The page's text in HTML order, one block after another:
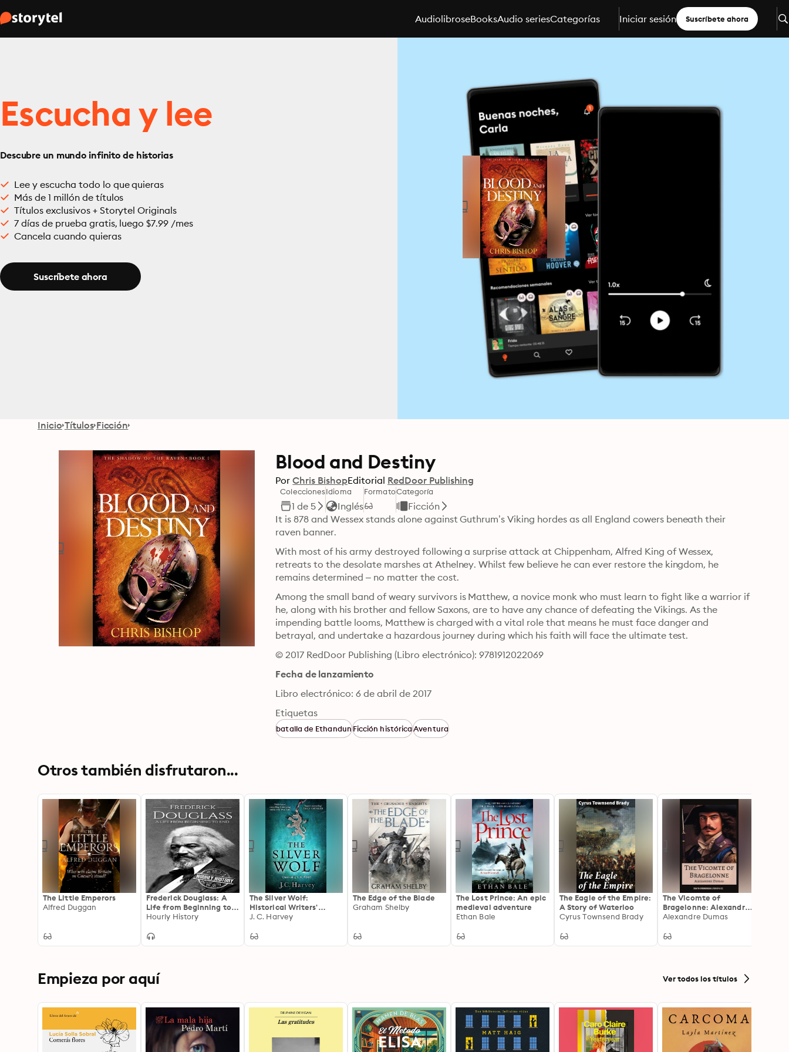
AudiolibroseBooksAudio seriesCategorías Iniciar sesión Suscríbete ahora
Escucha y lee
Descubre un mundo infinito de historias
Lee y escucha todo lo que quieras
Más de 1 millón de títulos
Títulos exclusivos + Storytel Originals
7 días de prueba gratis, luego $7.99 /mes
Cancela cuando quieras
Suscríbete ahora
Inicio Títulos Ficción
Blood and Destiny
Por Chris BishopEditorial RedDoor Publishing
Colecciones
1 de 5
Idioma
Inglés
FormatoCategoría
Ficción
It is 878 and Wessex stands alone against Guthrum’s Viking hordes as all England cowers beneath their
raven banner.
With most of his army destroyed following a surprise attack at Chippenham, Alfred King of Wessex,
retreats to the desolate marshes at Athelney. Whilst few believe he can ever restore the kingdom, he
remains determined – no matter the cost.
Among the small band of weary survivors is Matthew, a novice monk who must learn to fight like a warrior if
he, along with his brother and fellow Saxons, are to have any chance of defeating the Vikings. As the
impending battle looms, Matthew is charged with a vital role that means he must face danger and
betrayal, and undertake a hazardous journey during which his faith will face the ultimate test.
© 2017 RedDoor Publishing (Libro electrónico): 9781912022069
Fecha de lanzamiento
Libro electrónico: 6 de abril de 2017
Etiquetas
batalla de EthandunFicción históricaAventura
Otros también disfrutaron...
The Little Emperors
Alfred Duggan
Frederick Douglass: A
Life from Beginning to
End
Hourly History
The Silver Wolf:
Historical Writers'
Association Debut
J. C. Harvey
The Edge of the Blade
Graham Shelby
The Lost Prince: An epic
medieval adventure
Ethan Bale
The Eagle of the Empire:
A Story of Waterloo
Cyrus Townsend Brady
The Vicomte of
Bragelonne: Alexandre
Dumas' Epic Tale of
Alexandre Dumas
Empieza por aquí Ver todos los títulos